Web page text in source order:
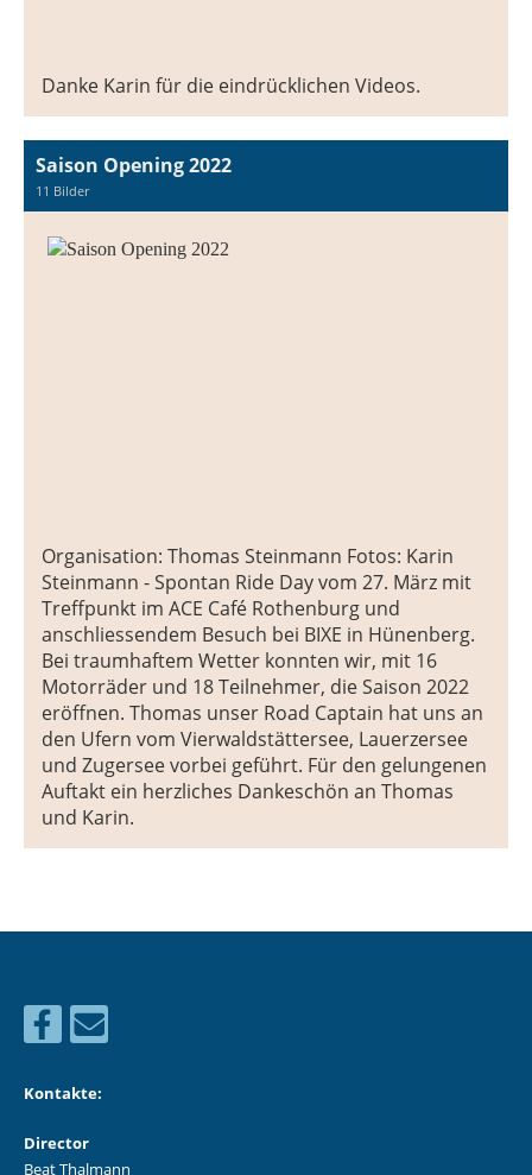
Danke Karin für die eindrücklichen Videos.
Saison Opening 2022
11 Bilder
Organisation: Thomas Steinmann Fotos: Karin
Steinmann - Spontan Ride Day vom 27. März mit
Treffpunkt im ACE Café Rothenburg und
anschliessendem Besuch bei BIXE in Hünenberg.
Bei traumhaftem Wetter konnten wir, mit 16
Motorräder und 18 Teilnehmer, die Saison 2022
eröffnen. Thomas unser Road Captain hat uns an
den Ufern vom Vierwaldstättersee, Lauerzersee
und Zugersee vorbei geführt. Für den gelungenen
Auftakt ein herzliches Dankeschön an Thomas
und Karin.
Kontakte:
Director
Beat Thalmann